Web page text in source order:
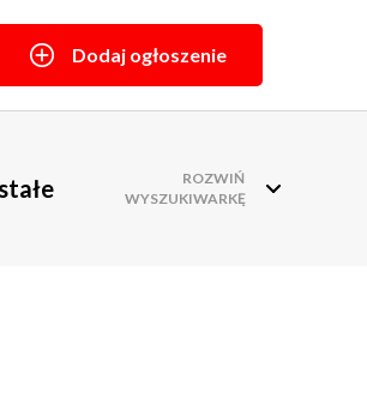
Dodaj ogłoszenie
ROZWIŃ
WYSZUKIWARKĘ